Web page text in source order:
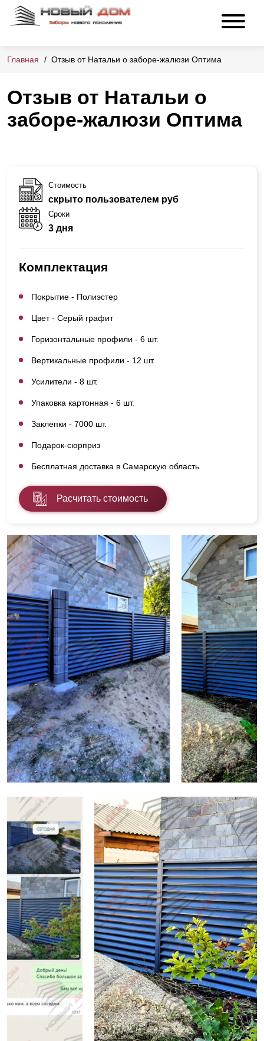
Главная Отзыв от Натальи о заборе-жалюзи Оптима
Отзыв от Натальи о
заборе-жалюзи Оптима
Стоимость
скрыто пользователем руб
Сроки
3 дня
Комплектация
Покрытие - Полиэстер
Цвет - Серый графит
Горизонтальные профили - 6 шт.
Вертикальные профили - 12 шт.
Усилители - 8 шт.
Упаковка картонная - 6 шт.
Заклепки - 7000 шт.
Подарок-сюрприз
Бесплатная доставка в Самарскую область
Расчитать стоимость